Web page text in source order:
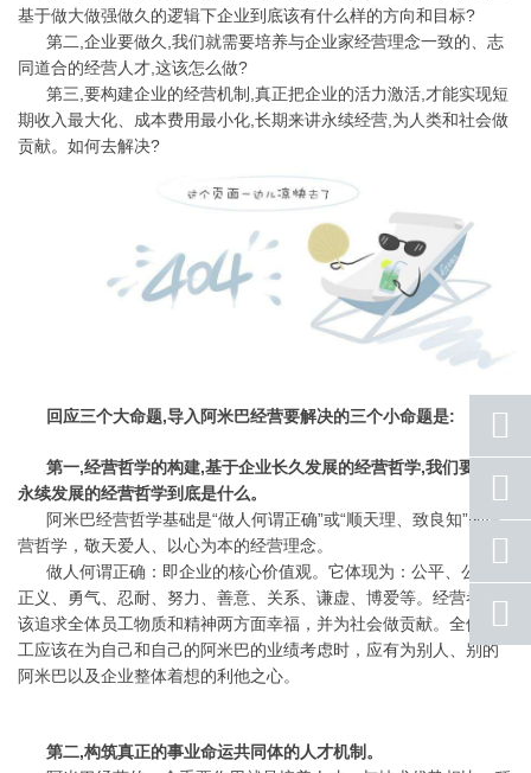
基于做大做强做久的逻辑下企业到底该有什么样的方向和目标?
第二,企业要做久,我们就需要培养与企业家经营理念一致的、志
同道合的经营人才,这该怎么做?
第三,要构建企业的经营机制,真正把企业的活力激活,才能实现短
期收入最大化、成本费用最小化,长期来讲永续经营,为人类和社会做
贡献。如何去解决?
回应三个大命题,导入阿米巴经营要解决的三个小命题是:
第一,经营哲学的构建,基于企业长久发展的经营哲学,我们要思考
永续发展的经营哲学到底是什么。
阿米巴经营哲学基础是“做人何谓正确”或“顺天理、致良知”的经
营哲学，敬天爱人、以心为本的经营理念。
做人何谓正确：即企业的核心价值观。它体现为：公平、公正、
正义、勇气、忍耐、努力、善意、关系、谦虚、博爱等。经营者应
该追求全体员工物质和精神两方面幸福，并为社会做贡献。全体员
工应该在为自己和自己的阿米巴的业绩考虑时，应有为别人、别的
阿米巴以及企业整体着想的利他之心。
第二,构筑真正的事业命运共同体的人才机制。
座机
号码
手机
号码
qq
联系